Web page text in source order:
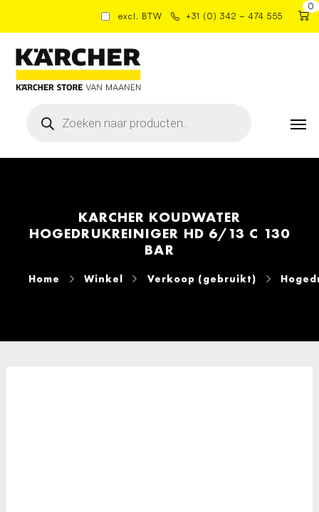
excl. BTW +31 (0) 342 – 474 555
0
zoeken
KARCHER KOUDWATER
HOGEDRUKREINIGER HD 6/13 C 130
BAR
Home Winkel Verkoop (gebruikt)